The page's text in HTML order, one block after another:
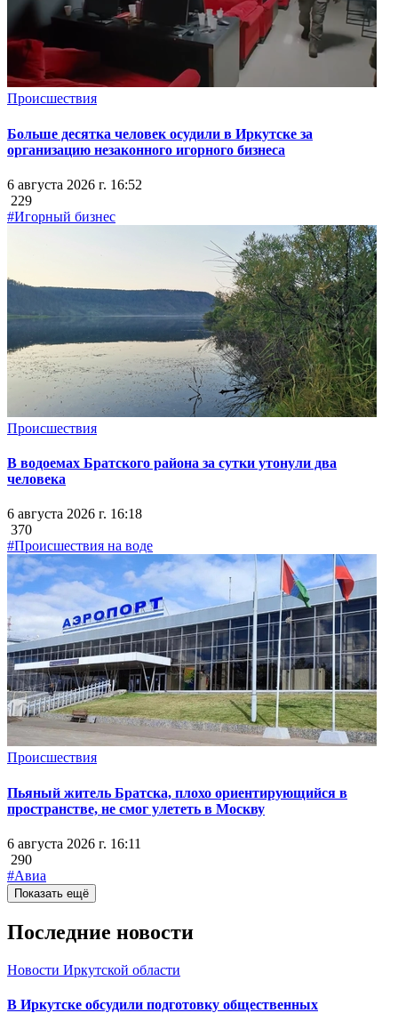
Происшествия
Больше десятка человек осудили в Иркутске за
организацию незаконного игорного бизнеса
6 августа 2026 г. 16:52
229
#Игорный бизнес
Происшествия
В водоемах Братского района за сутки утонули два
человека
6 августа 2026 г. 16:18
370
#Происшествия на воде
Происшествия
Пьяный житель Братска, плохо ориентирующийся в
пространстве, не смог улететь в Москву
6 августа 2026 г. 16:11
290
#Авиа
Показать ещё
Последние новости
Новости Иркутской области
В Иркутске обсудили подготовку общественных